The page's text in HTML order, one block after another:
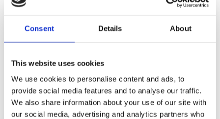
Consent Details About
This website uses cookies
We use cookies to personalise content and ads, to
provide social media features and to analyse our traffic.
We also share information about your use of our site with
our social media, advertising and analytics partners who
Vitaminbjörnar från Active Care är ett välsmakande och bra
smakar fantastiskt gott vilket gör att man enkelt kommer
ihåg att ta dem. Björnarna innehåller alla de vitaminer som
Sockerfria
Ett bra komplement till din dagliga kost
God smak av hallon, blåbär och citron